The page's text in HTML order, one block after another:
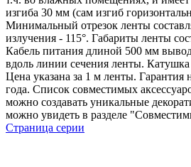
изгиба 30 мм (сам изгиб
Минимальный отрезок ленты
излучения - 115°. Габариты ленты
Кабель питания длиной 500 мм
вдоль линии сечения ленты.
Цена указана за 1 м ленты. Гарантия
года. Список совместимых
можно создавать уникальные
можно увидеть в разделе
Страница серии